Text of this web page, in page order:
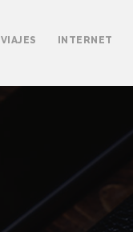
VIAJES INTERNET